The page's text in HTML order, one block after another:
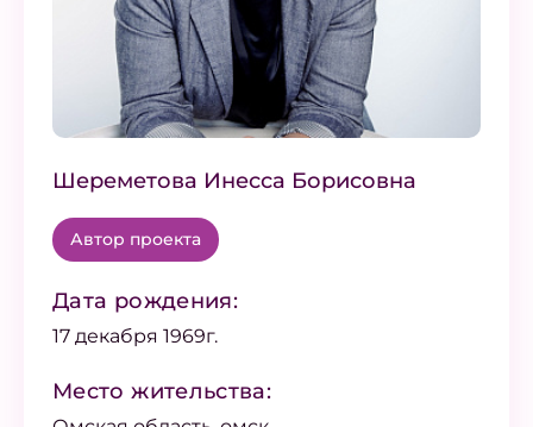
Шереметова Инесса Борисовна
Автор проекта
Дата рождения:
17 декабря 1969г.
Место жительства: